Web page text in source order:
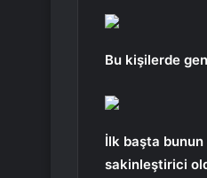
Bu kişilerde
İlk başta bunun
sakinleştirici